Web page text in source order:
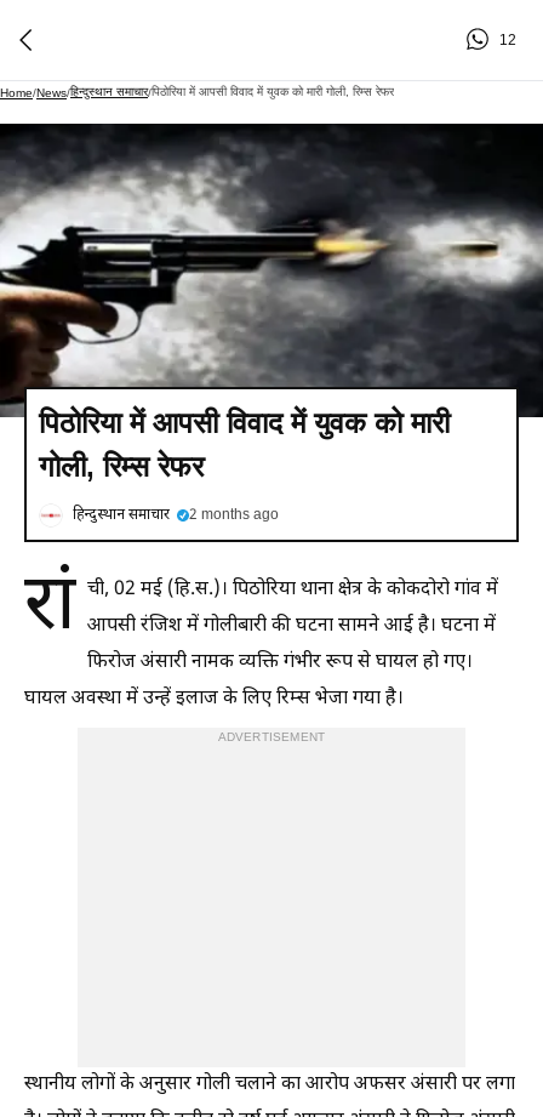
12
Home/News/हिन्दुस्थान समाचार/पिठोरिया में आपसी विवाद में युवक को मारी गोली, रिम्स रेफर
पिठोरिया में आपसी विवाद में युवक को मारी
गोली, रिम्स रेफर
हिन्दुस्थान समाचार 2 months ago
रां ची, 02 मई (हि.स.)। पिठोरिया थाना क्षेत्र के कोकदोरो गांव में
आपसी रंजिश में गोलीबारी की घटना सामने आई है। घटना में
फिरोज अंसारी नामक व्यक्ति गंभीर रूप से घायल हो गए।
घायल अवस्था में उन्हें इलाज के लिए रिम्स भेजा गया है।
ADVERTISEMENT
स्थानीय लोगों के अनुसार गोली चलाने का आरोप अफसर अंसारी पर लगा